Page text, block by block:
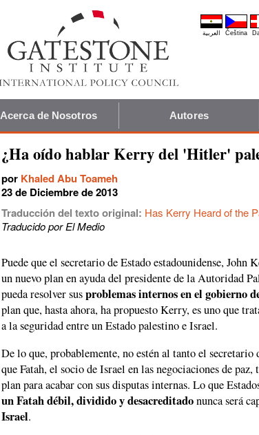
العربية Čeština
Acerca de Nosotros Autores
¿Ha oído hablar Kerry del 'Hitler'
por Khaled Abu Toameh
23 de Diciembre de 2013
Traducción del texto original: Has Kerry Heard of the
Traducido por El Medio
Puede que el secretario de Estado estadounidense, John
un nuevo plan en ayuda del presidente de la Autoridad
pueda resolver susproblemas internos en el gobierno
plan que, hasta ahora, ha propuesto Kerry, es uno que
a la seguridad entre un Estado palestino e Israel.
De lo que, probablemente, no estén al tanto el secretario
que Fatah, el socio de Israel en las negociaciones de
plan para acabar con sus disputas internas. Lo que
un Fatah débil, dividido y desacreditadonunca será
Israel.